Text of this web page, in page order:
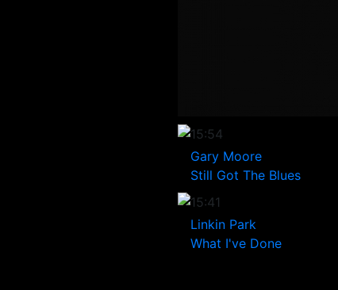
15:54
Gary Moore
Still Got The Blues
15:41
Linkin Park
What I've Done